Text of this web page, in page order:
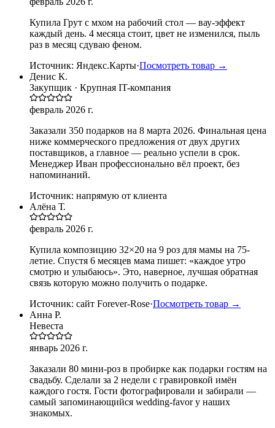
Купила Грут с мхом на рабочий стол — вау-эффект
каждый день. 4 месяца стоит, цвет не изменился, пыль
раз в месяц сдуваю феном.
Источник: Яндекс.Карты·Посмотреть товар →
Денис К.
Закупщик · Крупная IT-компания
февраль 2026 г.
Заказали 350 подарков на 8 марта 2026. Финальная цена
ниже коммерческого предложения от двух других
поставщиков, а главное — реально успели в срок.
Менеджер Иван профессионально вёл проект, без
напоминаний.
Источник: напрямую от клиента
Алёна Т.
февраль 2026 г.
Купила композицию 32×20 на 9 роз для мамы на 75-
летие. Спустя 6 месяцев мама пишет: «каждое утро
смотрю и улыбаюсь». Это, наверное, лучшая обратная
связь которую можно получить о подарке.
Источник: сайт Forever-Rose·Посмотреть товар →
Анна Р.
Невеста
январь 2026 г.
Заказали 80 мини-роз в пробирке как подарки гостям на
свадьбу. Сделали за 2 недели с гравировкой имён
каждого гостя. Гости фотографировали и забирали —
самый запоминающийся wedding-favor у наших
знакомых.